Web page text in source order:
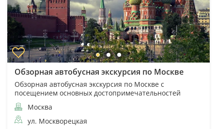
Обзорная автобусная экскурсия по Москве
Обзорная автобусная экскурсия по Москве с
посещением основных достопримечательностей
Москва
ул. Москворецкая